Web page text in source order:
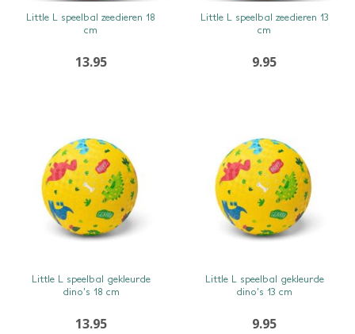
SNEL BEKIJKEN
Little L speelbal zeedieren 18
cm
13.95
SNEL BEKIJKEN
Little L speelbal zeedieren 13
cm
9.95
SNEL BEKIJKEN
Little L speelbal gekleurde
dino’s 18 cm
13.95
SNEL BEKIJKEN
Little L speelbal gekleurde
dino’s 13 cm
9.95